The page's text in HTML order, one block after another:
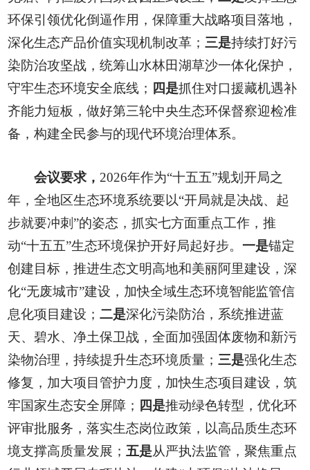
环保引领优化倒逼作用，保障重大战略项目落地，
深化生态产品价值实现机制改革； 三是持续打好污
染防治攻坚战，统筹山水林田湖草沙一体化保护，
守牢生态环境安全底线； 四是抓住对口援藏机遇补
齐能力短板，做好第三轮中央生态环保督察迎检准
备，构建全民参与的现代环境治理体系。
会议要求， 2026年作为“十五五”规划开局之
年，全地区生态环境系统要以“开局就是决战、起
步就要冲刺”的姿态，抓实七方面重点工作，推
动“十五五”生态环境保护开好局起好步。一是锚定
创建目标，推进生态文明高地和美丽阿里建设，深
化“无废城市”建设，加快全域生态环境智能监管信
息化项目建设；二是深化污染防治，系统推进蓝
天、碧水、净土保卫战，全面加强固体废物和新污
染物治理，持续提升生态环境质量； 三是强化生态
修复，加大项目管护力度，加快生态项目建设，筑
牢国家生态安全屏障； 四是推动绿色转型，优化环
评审批服务，落实生态岗位政策，以高品质生态环
境支撑高质量发展； 五是从严执法监管，聚焦重点